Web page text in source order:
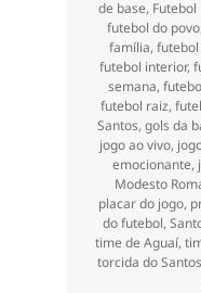
de base, Futebol
futebol do povo,
família,
futebol interior,
semana,
futebol raiz,
Santos, gols da
jogo ao vivo,
emocionante,
Modesto
placar do jogo,
do futebol,
time de Aguaí,
torcida do Santos